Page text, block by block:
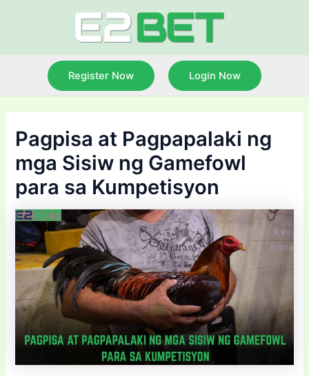
Register Now Login Now
Pagpisa at Pagpapalaki ng
mga Sisiw ng Gamefowl
para sa Kumpetisyon